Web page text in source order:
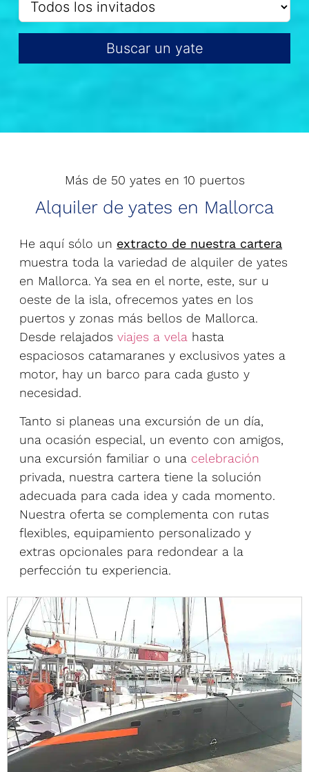
Buscar un yate
Más de 50 yates en 10 puertos
Alquiler de yates en Mallorca
He aquí sólo un extracto de nuestra cartera
muestra toda la variedad de alquiler de yates
en Mallorca. Ya sea en el norte, este, sur u
oeste de la isla, ofrecemos yates en los
puertos y zonas más bellos de Mallorca.
Desde relajadosviajes a vela hasta
espaciosos catamaranes y exclusivos yates a
motor, hay un barco para cada gusto y
necesidad.
Tanto si planeas una excursión de un día,
una ocasión especial, un evento con amigos,
una excursión familiar o una celebración
privada, nuestra cartera tiene la solución
adecuada para cada idea y cada momento.
Nuestra oferta se complementa con rutas
flexibles, equipamiento personalizado y
extras opcionales para redondear a la
perfección tu experiencia.